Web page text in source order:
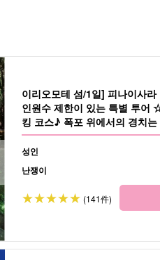
이리오모테 섬/1일] 피나이사
인원수 제한이 있는 특별 투어
킹 코스♪ 폭포 위에서의 경치
점심 포함(No.12)
성인
난쟁이
(141件)